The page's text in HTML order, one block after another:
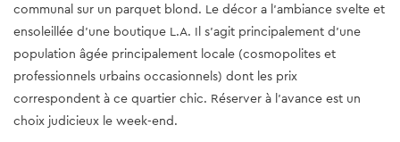
communal sur un parquet blond. Le décor a l'ambiance svelte et
ensoleillée d'une boutique L.A. Il s’agit principalement d’une
population âgée principalement locale (cosmopolites et
professionnels urbains occasionnels) dont les prix
correspondent à ce quartier chic. Réserver à l'avance est un
choix judicieux le week-end.